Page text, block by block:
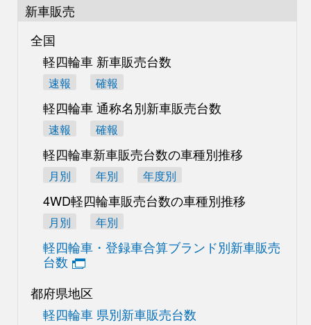
新車販売
全国
軽四輪車 新車販売台数
速報 確報
軽四輪車 通称名別新車販売台数
速報 確報
軽四輪車新車販売台数の車種別推移
月別 年別 年度別
4WD軽四輪車販売台数の車種別推移
月別 年別
軽四輪車・登録車合算ブランド別新車販売
台数
都府県地区
軽四輪車 県別新車販売台数